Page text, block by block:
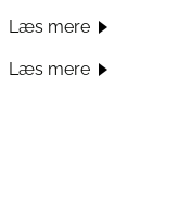
Læs mere
Læs mere